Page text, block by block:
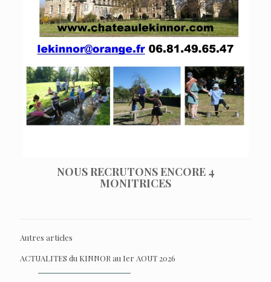
NOUS RECRUTONS ENCORE 4
MONITRICES
Autres articles
ACTUALITES du KINNOR au Ier AOUT 2026